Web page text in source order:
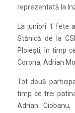
reprezentată la
La juniori 1 fete
Stănică de la
Ploieşti, în timp
Corona, Adrian
Tot două
timp ce trei
Adrian